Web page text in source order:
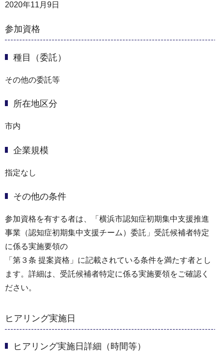
2020年11月9日
参加資格
種目（委託）
その他の委託等
所在地区分
市内
企業規模
指定なし
その他の条件
参加資格を有する者は、「横浜市認知症初期集中⽀援推進
事業（認知症初期集中⽀援チーム）委託」受託候補者特定
に係る実施要領の
「第３条 提案資格」に記載されている条件を満たす者とし
ます。詳細は、受託候補者特定に係る実施要領をご確認く
ださい。
ヒアリング実施日
ヒアリング実施日詳細（時間等）